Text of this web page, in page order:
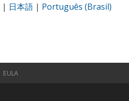
| 日本語 | Português (Brasil)
EULA